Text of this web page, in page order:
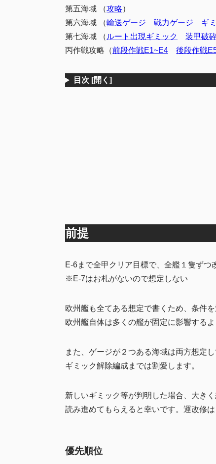
第五海域 （攻略）
第六海域 （輸送ゲージ 戦力ゲージ ギ
第七海域 （ ルート出現ギミック 装甲破
丙作戦攻略（前段作戦E1~E4 後段作戦
目次 [開く]
前提
E-6まで全甲クリア目標で、全艦１隻ずつ
※E-7はお札がないので想定しない
欧州艦も全てある想定で書くため、条件
欧州艦自体は多くの艦が固定に影響する
また、ゲージが２つある海域は両方想定し
ギミック解除編成までは割愛します。
新しいギミック等が判明した場合、大き
読み進めてもらえると幸いです。運改修は
優先順位